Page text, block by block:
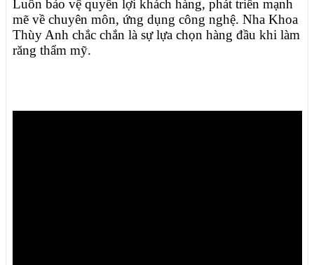
Luôn bảo vệ quyền lợi khách hàng, phát triển mạnh
mẽ về chuyên môn, ứng dụng công nghệ. Nha Khoa
Thùy Anh chắc chắn là sự lựa chọn hàng đầu khi làm
răng thẩm mỹ.